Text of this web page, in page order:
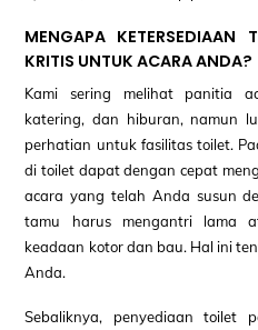
MENGAPA KETERSEDIAAN
KRITIS UNTUK ACARA ANDA?
Kami sering melihat panitia
katering, dan hiburan, namun
perhatian untuk fasilitas toilet.
di toilet dapat dengan cepat
acara yang telah Anda susun
tamu harus mengantri lama
keadaan kotor dan bau. Hal ini
Anda.
Sebaliknya, penyediaan toilet